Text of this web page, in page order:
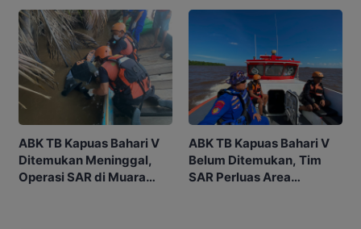
ABK TB Kapuas Bahari V
Ditemukan Meninggal,
Operasi SAR di Muara
ABK TB Kapuas Bahari V
Belum Ditemukan, Tim
SAR Perluas Area